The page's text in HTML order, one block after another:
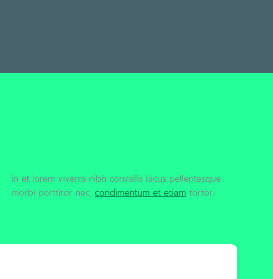
In et lorem viverra nibh convallis lacus pellentesque
morbi porttitor nec, condimentum et etiam tortor.